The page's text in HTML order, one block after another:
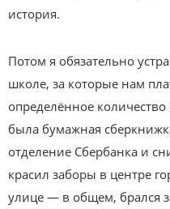
история.
Потом я обязательно
школе, за которые нам
определённое
была бумажная
отделение Сбербанка и
красил заборы в центре
улице — в общем, брался